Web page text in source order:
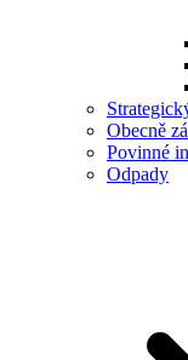
Obecně
Povinné
Odpady